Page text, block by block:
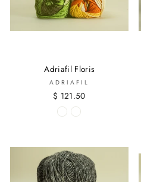
Adriafil Floris
ADRIAFIL
$ 121.50